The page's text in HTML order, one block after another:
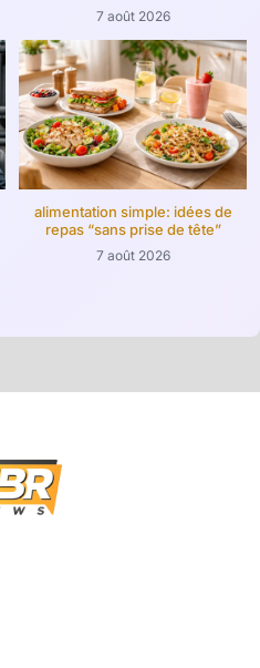
7 août 2026
alimentation simple: idées de
repas “sans prise de tête”
7 août 2026